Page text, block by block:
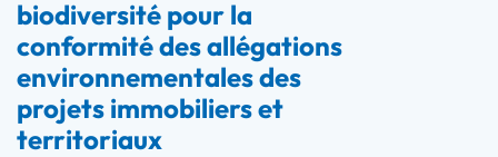
biodiversité pour la
conformité des allégations
environnementales des
projets immobiliers et
territoriaux